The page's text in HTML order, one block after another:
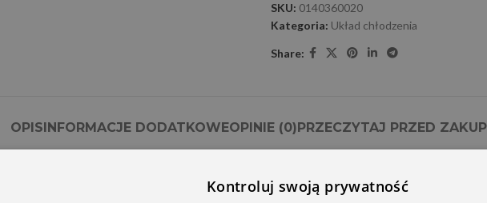
SKU: 0140360020
Kategoria: Układ chłodzenia
Share:
OPISINFORMACJE DODATKOWEOPINIE (0)PRZECZYTAJ PRZED
Kontroluj swoją prywatność